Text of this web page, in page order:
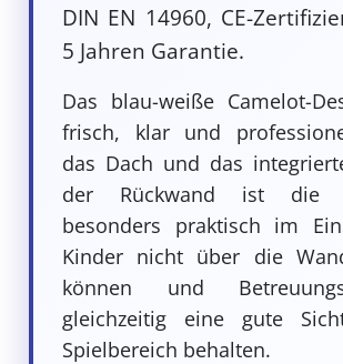
DIN EN 14960, CE-
5 Jahren Garantie.
Das blau-weiße Camelot-
frisch, klar und
das Dach und das
der Rückwand ist die
besonders praktisch im
Kinder nicht über die
können und
gleichzeitig eine gute
Spielbereich behalten.